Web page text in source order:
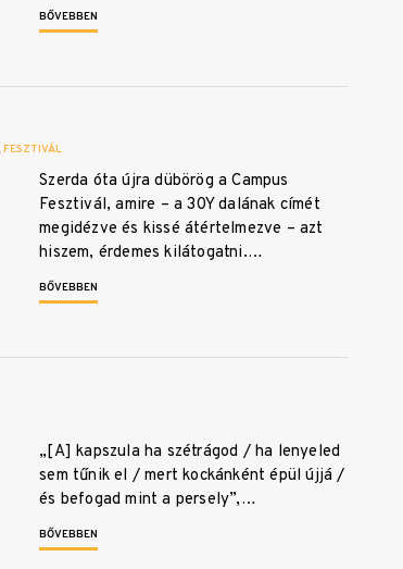
BŐVEBBEN
FESZTIVÁL
Szerda óta újra dübörög a Campus
Fesztivál, amire – a 30Y dalának címét
megidézve és kissé átértelmezve – azt
hiszem, érdemes kilátogatni.…
BŐVEBBEN
„[A] kapszula ha szétrágod / ha lenyeled
sem tűnik el / mert kockánként épül újjá /
és befogad mint a persely”,…
BŐVEBBEN